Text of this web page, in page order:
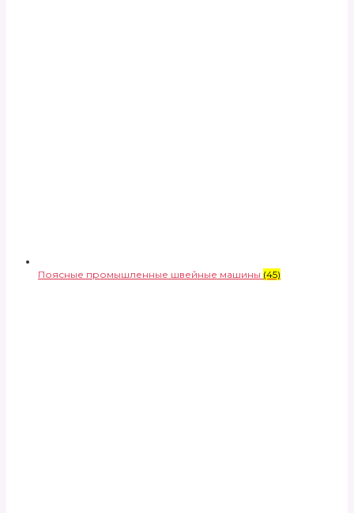
Поясные промышленные швейные машины (45)